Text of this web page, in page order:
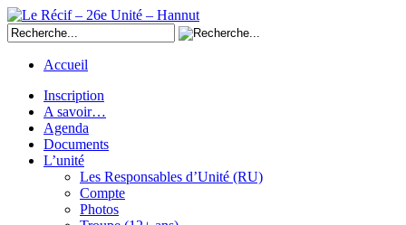
Accueil
Inscription
A savoir…
Agenda
Documents
L’unité
Les Responsables d’Unité (RU)
Compte
Photos